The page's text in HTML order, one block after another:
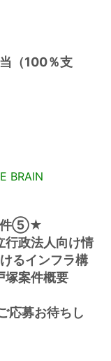
（100％支
BRAIN
件⑤★
行政法人向け情
るインフラ構
案件概要
応募お待ちし